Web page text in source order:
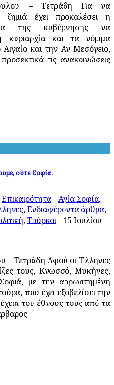
– Τετράδη Για να
ζημιά έχει προκαλέσει η
της κυβέρνησης να
κυριαρχία και τα νόμιμα
και την Αν Μεσόγειο,
τις ανακοινώσεις
ούτε Σοφία.
Επικαιρότητα Αγία Σοφία,
,Ενδιαφέροντα άρθρα,
,Τούρκοι
15 Ιουλίου
– Τετράδη Αφού οι Έλληνες
τους, Κνωσσό, Μυκήνες,
με την αρρωστημένη
που έχει εξοβελίσει την
του έθνους τους από τα